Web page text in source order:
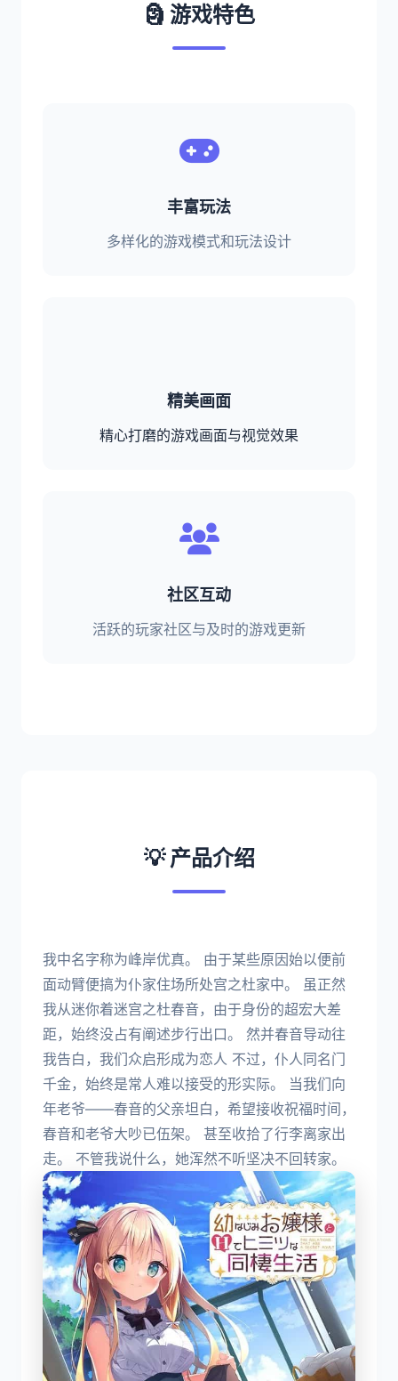
🗿 游戏特色
丰富玩法
多样化的游戏模式和玩法设计
精美画面
精心打磨的游戏画面与视觉效果
社区互动
活跃的玩家社区与及时的游戏更新
💡 产品介绍
我中名字称为峰岸优真。 由于某些原因始以便前
面动臂便搞为仆家住场所处宫之杜家中。 虽正然
我从迷你着迷宫之杜春音，由于身份的超宏大差
距，始终没占有阐述步行出口。 然并春音导动往
我告白，我们众启形成为恋人 不过，仆人同名门
千金，始终是常人难以接受的形实际。 当我们向
年老爷——春音的父亲坦白，希望接收祝福时间，
春音和老爷大吵已伍架。 甚至收拾了行李离家出
走。 不管我说什么，她浑然不听坚决不回转家。